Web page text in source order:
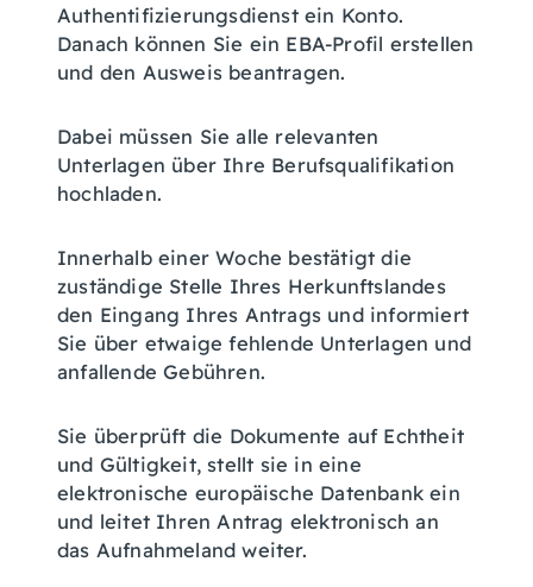
Authentifizierungsdienst ein Konto.
Danach können Sie ein EBA-Profil erstellen
und den Ausweis beantragen.
Dabei müssen Sie alle relevanten
Unterlagen über Ihre Berufsqualifikation
hochladen.
Innerhalb einer Woche bestätigt die
zuständige Stelle Ihres Herkunftslandes
den Eingang Ihres Antrags und informiert
Sie über etwaige fehlende Unterlagen und
anfallende Gebühren.
Sie überprüft die Dokumente auf Echtheit
und Gültigkeit, stellt sie in eine
elektronische europäische Datenbank ein
und leitet Ihren Antrag elektronisch an
das Aufnahmeland weiter.